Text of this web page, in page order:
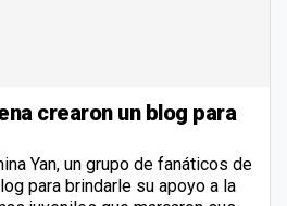
crearon un blog para
Yan, un grupo de fanáticos de
para brindarle su apoyo a la